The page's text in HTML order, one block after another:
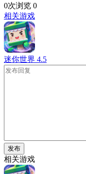
0次浏览 0
相关游戏
迷你世界 4.5
发布
相关游戏